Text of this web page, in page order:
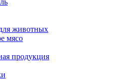
животных
мясо
продукция